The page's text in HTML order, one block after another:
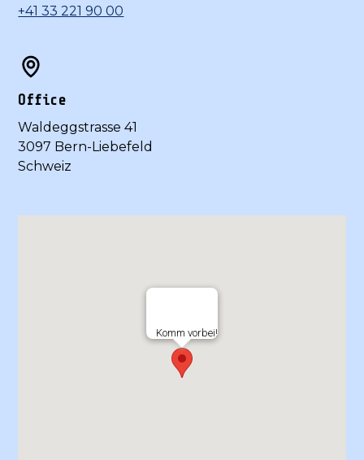
+41 33 221 90 00
Office
Waldeggstrasse 41
3097 Bern-Liebefeld
Schweiz
Komm vorbei!